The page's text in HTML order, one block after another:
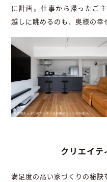
に計画。仕事から帰ったご
越しに眺めるのも、奥様の幸
クリエイテ
満足度の高い家づくりの秘訣